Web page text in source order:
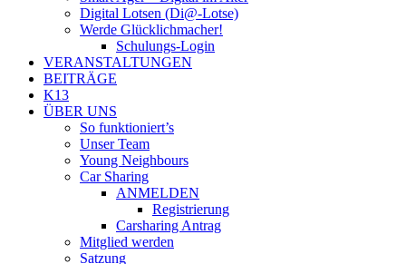
Digital Lotsen (Di@-Lotse)
Werde Glücklichmacher!
Schulungs-Login
VERANSTALTUNGEN
BEITRÄGE
K13
ÜBER UNS
So funktioniert’s
Unser Team
Young Neighbours
Car Sharing
ANMELDEN
Registrierung
Carsharing Antrag
Mitglied werden
Satzung